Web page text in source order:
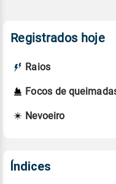
Registrados hoje
Raios
Focos de
Nevoeiro
Índices